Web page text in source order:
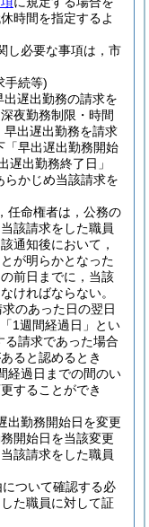
時間を指定するよ
し必要な事項は，市
手続等)
遅出勤務の請求を
夜勤務制限・時間
早出遅出勤務を請求
「早出遅出勤務開始
遅出勤務終了日」
らかじめ当該請求を
任命権者は，公務の
該請求をした職員
通知後において，
が明らかとなった
前日までに，当該
ければならない。
のあった日の翌日
1週間経過日」とい
る請求であった場合
ると認めるとき
経過日までの間のい
することができ
出勤務開始日を変更
開始日を当該変更
該請求をした職員
ついて確認する必
た職員に対して証